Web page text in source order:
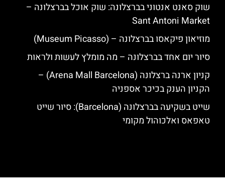
שוק סאנט אנטוני בברצלונה: שוק אוכל בברצלונה –
Sant Antoni Market
מוזיאון פיקאסו בברצלונה – (Museum Picasso)
סיור יום אחד בברצלונה – מה מומלץ לעשות ולראות
קניון ארנה ברצלונה (Arena Mall Barcelona) –
הקניון הענק בכיכר אספניה
שייט בשקיעה בברצלונה (Barcelona): סיור שייט
טאפאס ואלכוהול מקומי